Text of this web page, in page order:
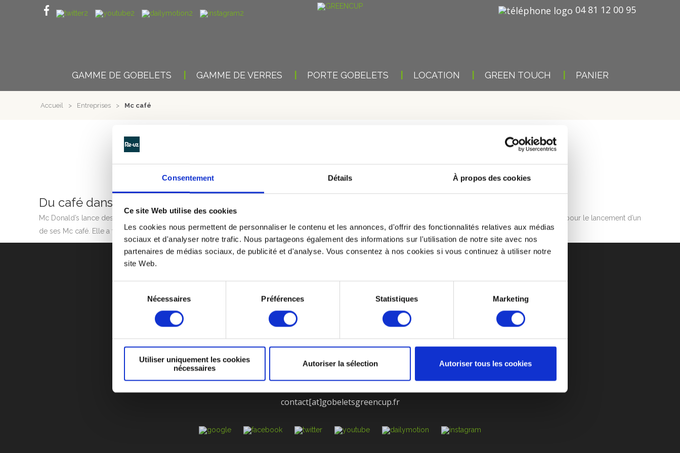
Consentement Détails À propos des cookies
Ce site Web utilise des cookies
Les cookies nous permettent de personnaliser le contenu et les annonces, d'offrir des fonctionnalités relatives aux médias
sociaux et d'analyser notre trafic. Nous partageons également des informations sur l'utilisation de notre site avec nos
partenaires de médias sociaux, de publicité et d'analyse. Vous consentez à nos cookies si vous continuez à utiliser notre
site Web.
consentement
Nécessaires Préférences Statistiques Marketing
Utiliser uniquement les cookies
nécessaires
Autoriser la sélection Autoriser tous les cookies
04 81 12 00 95
GAMME DE GOBELETS GAMME DE VERRES PORTE GOBELETS LOCATION GREEN TOUCH PANIER
Accueil > Entreprises > Mc café
Du café dans des mugs écologiques
Mc Donald’s lance des actions dans le but de réduire ses impacts sur l’environnement. L’entreprise a donc décidé de faire un essai sur des
pour le lancement d’un
de ses Mc café. Elle a fait appel à Greencup pour commander desmugs écologiques , faits en France, résistants et personnalisés !
CYCLE DE VIE D’UN GOBELET RÉUTLISABLE UN SUIVI PERSONNALISÉ
DES PRIX ATTRACTIFS
F.A.Q
RECRUTEMENT MENTIONS LÉGALES SERVICE APRÈS-VENTE
CONTACT
POLITIQUE SUR LE TRAITEMENT DES PLAINTES ET LA PROTECTION DES LANCEURS D’ALERTE
ZI Molina La Chazotte, 4 Rue Gustave Eiffel, 42350 La Talaudière
04 81 12 00 95
contact[at]gobeletsgreencup.fr